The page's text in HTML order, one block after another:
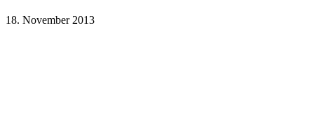
18. November 2013